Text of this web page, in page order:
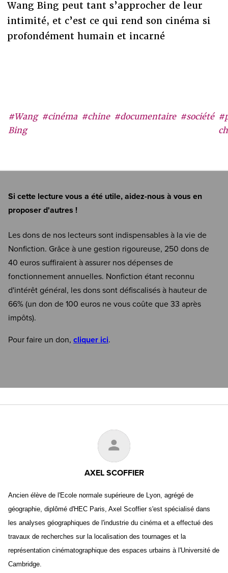
#Wang
Bing
#cinéma #chine #documentaire #société
Wang Bing peut tant s’approcher de leur
intimité, et c’est ce qui rend son cinéma si
profondément humain et incarné
Si cette lecture vous a été utile, aidez-nous à vous en
proposer d'autres !
Les dons de nos lecteurs sont indispensables à la vie de
Nonfiction. Grâce à une gestion rigoureuse, 250 dons de
40 euros suffiraient à assurer nos dépenses de
fonctionnement annuelles. Nonfiction étant reconnu
d'intérêt général, les dons sont défiscalisés à hauteur de
66% (un don de 100 euros ne vous coûte que 33 après
impôts).
Pour faire un don, cliquer ici.
AXEL SCOFFIER
Ancien élève de l'Ecole normale supérieure de Lyon, agrégé de
géographie, diplômé d'HEC Paris, Axel Scoffier s'est spécialisé dans
les analyses géographiques de l'industrie du cinéma et a effectué des
travaux de recherches sur la localisation des tournages et la
représentation cinématographique des espaces urbains à l'Université de
Cambridge.